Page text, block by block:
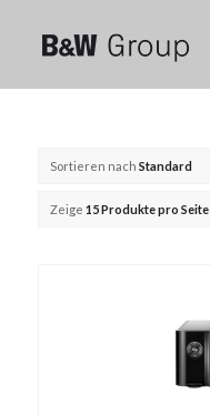
Sortieren nach Standard
Zeige 15 Produkte pro Seite